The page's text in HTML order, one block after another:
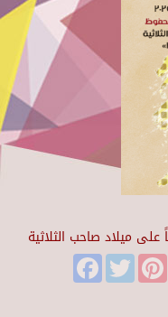
FacebookTwitter